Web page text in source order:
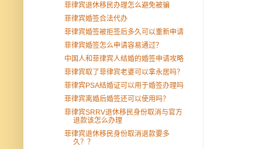
菲律宾退休移民办理怎么避免被骗
菲律宾婚签合法代办
菲律宾婚签被拒签后多久可以重新申请
菲律宾婚签怎么申请容易通过？
中国人和菲律宾人结婚的婚签申请攻略
菲律宾取了菲律宾老婆可以拿永居吗？
菲律宾PSA结婚证可以用于婚签办理吗
菲律宾离婚后婚签还可以使用吗？
菲律宾SRRV退休移民身份取消与官方
退款该怎么办理
菲律宾退休移民身份取消退款要多
久？？